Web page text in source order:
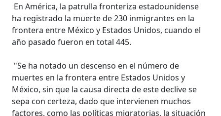
En América, la patrulla fronteriza estadounidense
ha registrado la muerte de 230 inmigrantes en la
frontera entre México y Estados Unidos, cuando el
año pasado fueron en total 445.
"Se ha notado un descenso en el número de
muertes en la frontera entre Estados Unidos y
México, sin que la causa directa de este declive se
sepa con certeza, dado que intervienen muchos
factores, como las políticas migratorias, la situación